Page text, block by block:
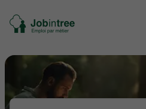
Se
rendre
l'accueil